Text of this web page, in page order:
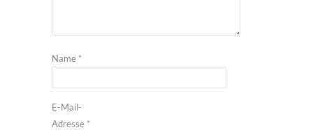
Name *
E-Mail-
Adresse *